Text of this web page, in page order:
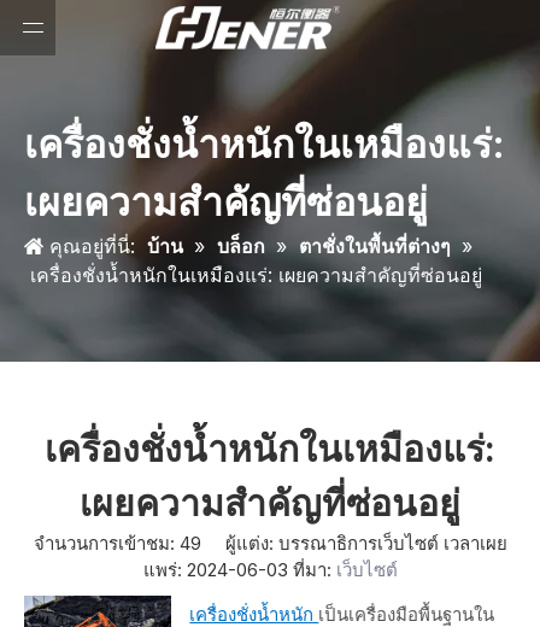
เครื่องชั่งน้ำหนักในเหมืองแร่:
เผยความสำคัญที่ซ่อนอยู่
คุณอยู่ที่นี่: บ้าน » บล็อก » ตาชั่งในพื้นที่ต่างๆ »
เครื่องชั่งน้ำหนักในเหมืองแร่: เผยความสำคัญที่ซ่อนอยู่
เครื่องชั่งน้ำหนักในเหมืองแร่:
เผยความสำคัญที่ซ่อนอยู่
จำนวนการเข้าชม: 49 ผู้แต่ง: บรรณาธิการเว็บไซต์ เวลาเผย
แพร่: 2024-06-03 ที่มา: เว็บไซต์
เครื่องชั่งน้ำหนัก เป็นเครื่องมือพื้นฐานใน